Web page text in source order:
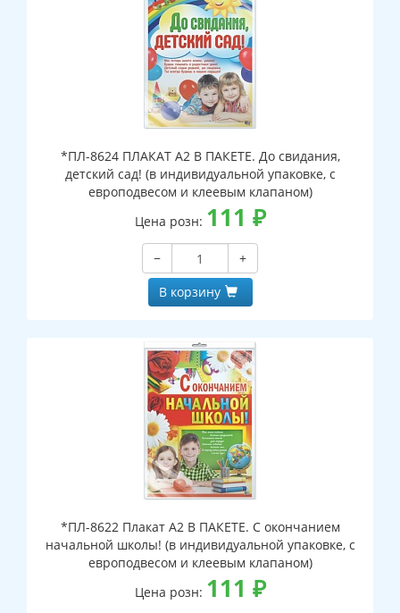
*ПЛ-8624 ПЛАКАТ А2 В ПАКЕТЕ. До свидания,
детский сад! (в индивидуальной упаковке, с
европодвесом и клеевым клапаном)
Цена розн: 111 ₽
−
+
В корзину
*ПЛ-8622 Плакат А2 В ПАКЕТЕ. С окончанием
начальной школы! (в индивидуальной упаковке, с
европодвесом и клеевым клапаном)
Цена розн: 111 ₽